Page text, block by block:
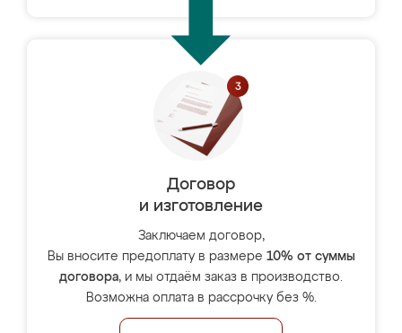
Договор
и изготовление
Заключаем договор,
Вы вносите предоплату в размере 10% от суммы
договора, и мы отдаём заказ в производство.
Возможна оплата в рассрочку без %.